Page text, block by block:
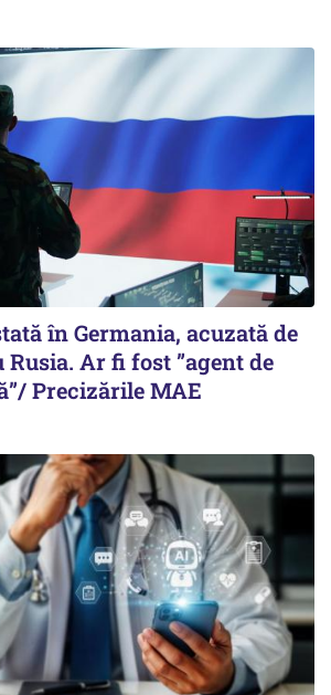
în Germania, acuzată de
Ar fi fost ”agent de
Precizările MAE